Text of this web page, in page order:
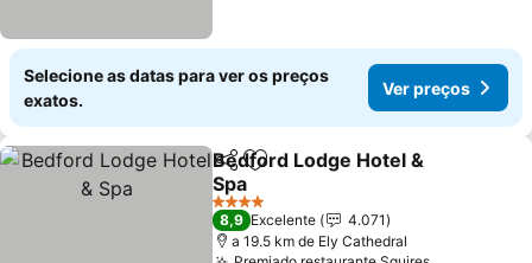
Selecione as datas para ver os preços
exatos.
Ver preços
PartilharAdicionar aos favoritos
Bedford Lodge Hotel &
Spa
Ver preços
4 Estrelas
8,9 Excelente
4.071
a 19.5 km de Ely Cathedral